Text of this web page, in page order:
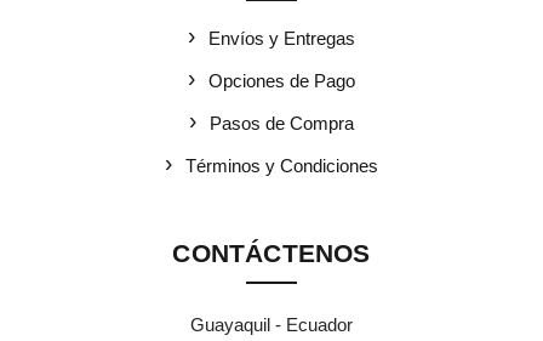
Envíos y Entregas
Opciones de Pago
Pasos de Compra
Términos y Condiciones
CONTÁCTENOS
Guayaquil - Ecuador